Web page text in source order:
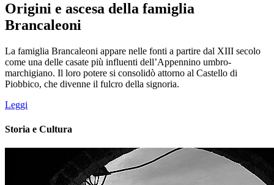
Origini e ascesa della famiglia
Brancaleoni
La famiglia Brancaleoni appare nelle fonti a partire dal XIII secolo
come una delle casate più influenti dell’Appennino umbro-
marchigiano. Il loro potere si consolidò attorno al Castello di
Piobbico, che divenne il fulcro della signoria.
Leggi
Storia e Cultura